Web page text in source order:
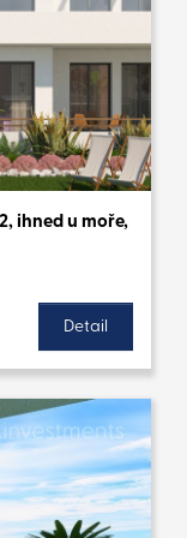
ihned u moře,
Detail